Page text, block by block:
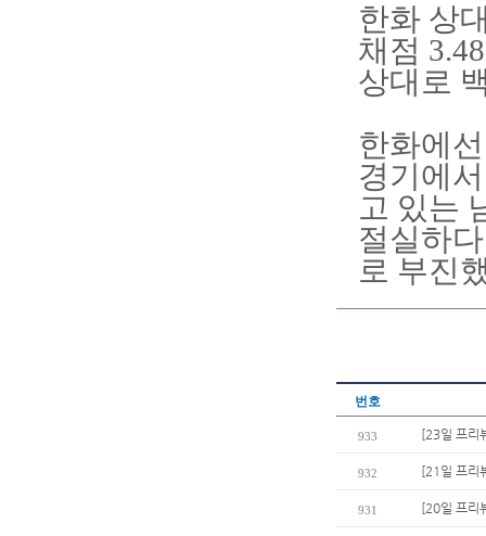
한화 상
채점
상대로
한화에
경기에
고 있는
절실하
로 부진
번호
933 [23일 프리
932 [21일 프리
931 [20일 프리